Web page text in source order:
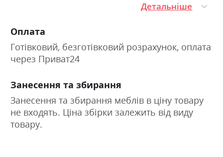
Детальніше
Оплата
Готівковий, безготівковий розрахунок, оплата
через Приват24
Занесення та збирання
Занесення та збирання меблів в ціну товару
не входять. Ціна збірки залежить від виду
товару.